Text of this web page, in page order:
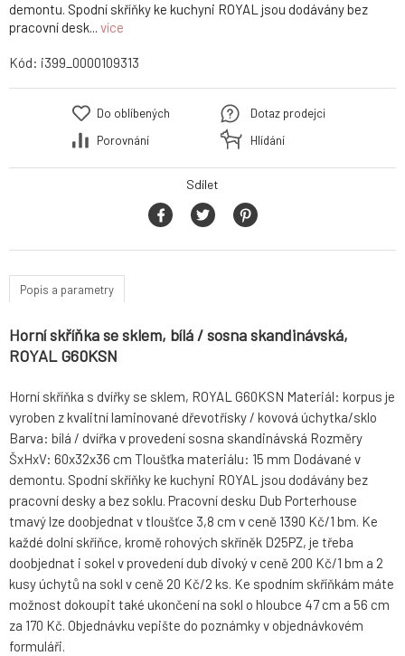
demontu. Spodní skříňky ke kuchyni ROYAL jsou dodávány bez
pracovní desk... více
Kód: i399_0000109313
Do oblíbených
Porovnání
Dotaz prodejci
Hlídání
Sdílet
Popis a parametry
Horní skříňka se sklem, bílá / sosna skandinávská,
ROYAL G60KSN
Horní skříňka s dvířky se sklem, ROYAL G60KSN Materiál: korpus je
vyroben z kvalitní laminované dřevotřísky / kovová úchytka/sklo
Barva: bílá / dvířka v provedení sosna skandinávská Rozměry
ŠxHxV: 60x32x36 cm Tloušťka materiálu: 15 mm Dodávané v
demontu. Spodní skříňky ke kuchyni ROYAL jsou dodávány bez
pracovní desky a bez soklu. Pracovní desku Dub Porterhouse
tmavý lze doobjednat v tloušťce 3,8 cm v ceně 1390 Kč/1 bm. Ke
každé dolní skříňce, kromě rohových skříněk D25PZ, je třeba
doobjednat i sokel v provedení dub divoký v ceně 200 Kč/1 bm a 2
kusy úchytů na sokl v ceně 20 Kč/2 ks. Ke spodním skříňkám máte
možnost dokoupit také ukončení na sokl o hloubce 47 cm a 56 cm
za 170 Kč. Objednávku vepište do poznámky v objednávkovém
formuláři.